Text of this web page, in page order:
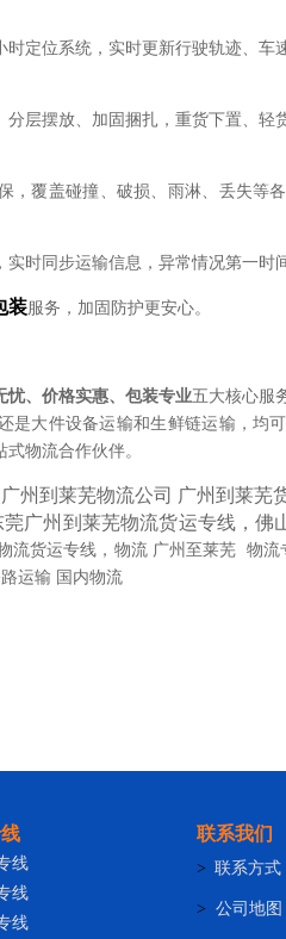
时定位系统，实时更新行驶轨迹、车
分层摆放、加固捆扎，重货下置、轻
，覆盖碰撞、破损、雨淋、丢失等
时同步运输信息，异常情况第一时
装服务，加固防护更安心。
忧、价格实惠、包装专业五大核心服
是大件设备运输和生鲜链运输，均
物流合作伙伴。
州到莱芜物流公司 广州到莱芜
莞广州到莱芜物流货运专线，佛
流货运专线，物流 广州至莱芜 物流
运输 国内物流
线
线
线
联系我们
> 联系方式
> 公司地图